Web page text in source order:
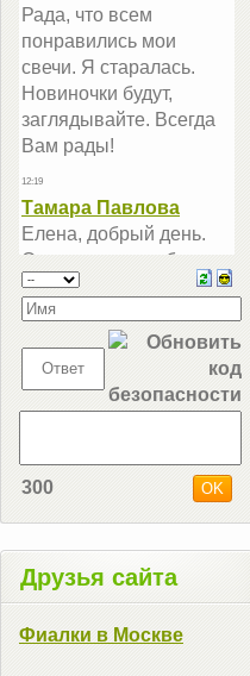
300
Друзья сайта
Фиалки в Москве